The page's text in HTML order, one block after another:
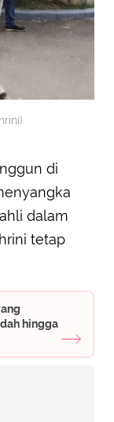
di
dalam
tetap
hingga